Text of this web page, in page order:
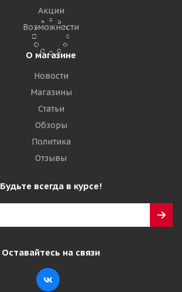
Подробнее
Подробнее
Акции
Возможности
О магазине
Новости
Магазины
Статьи
Обзоры
Политика
Отзывы
Будьте всегда в курсе!
Оставайтесь на связи